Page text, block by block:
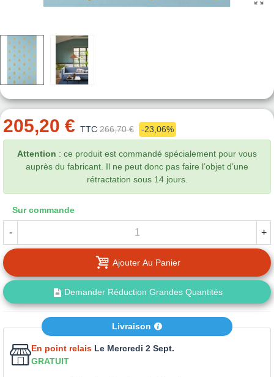
205,20 € TTC 266,70 € -23,06%
Attention : ce produit est commandé spécialement pour vous
auprès du fabricant. Il ne peut donc pas faire l’objet d’une
rétractation sous 14 jours.
Sur commande
- +
Ajouter Au Panier
Demander Réduction Grandes Quantités
Livraison
En point relais Le Mercredi 2 Sept.
GRATUIT